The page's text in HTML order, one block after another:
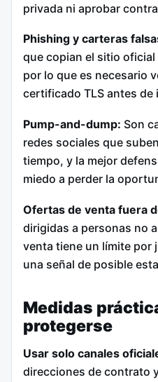
privada ni aprobar
Phishing y carteras
que copian el sitio
por lo que es necesario
certificado TLS antes de
Pump-and-dump: Son
redes sociales que
tiempo, y la mejor
miedo a perder la
Ofertas de venta fuera
dirigidas a personas no
venta tiene un límite por
una señal de posible
Medidas
protegerse
Usar solo canales
direcciones de contrato